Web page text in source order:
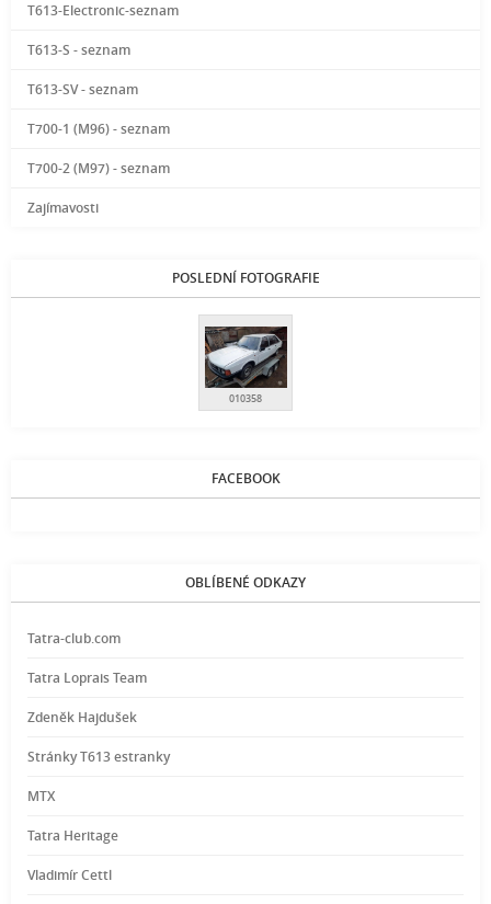
T613-Electronic-seznam
T613-S - seznam
T613-SV - seznam
T700-1 (M96) - seznam
T700-2 (M97) - seznam
Zajímavosti
POSLEDNÍ FOTOGRAFIE
010358
FACEBOOK
OBLÍBENÉ ODKAZY
Tatra-club.com
Tatra Loprais Team
Zdeněk Hajdušek
Stránky T613 estranky
MTX
Tatra Heritage
Vladimír Cettl